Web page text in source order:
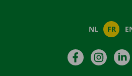
NL FR
Facebook